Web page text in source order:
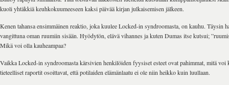
kuoli yhtäkkiä keuhkokuumeeseen kaksi päivää kirjan julkaisemisen jälkeen.
Kenen tahansa ensimmäinen reaktio, joka kuulee Locked-in syndroomasta, on kauhu. Täysin
vangittuna oman ruumiin sisään. Hyödytön, elävä vihannes ja kuten Dumas itse kutsui;
Mikä voi olla kauheampaa?
Vaikka Locked-in syndroomasta kärsivien henkilöiden fyysiset esteet ovat pahimmat, mitä
tieteelliset raportit osoittavat, että potilaiden elämänlaatu ei ole niin heikko kuin luullaan.